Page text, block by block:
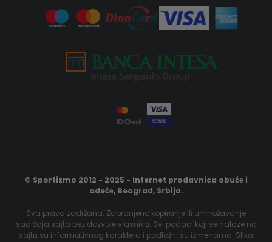
© Sportizmo 2012 - 2025 - Internet prodavnica obućе i
odećе, Beograd, Srbija.
Sva prava zadržana. Zabranjeno kopiranje ili umnožavanje
sadržaja sajta bez dozvole vlasnika. Svi podaci koji se nalaze na
sajtu su informativnog karaktera i podložni su izmenama. Slika